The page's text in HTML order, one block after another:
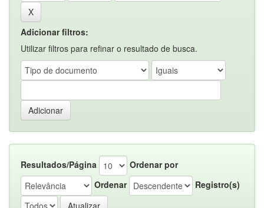
Adicionar filtros:
Utilizar filtros para refinar o resultado de busca.
Resultados/Página
Ordenar por
Ordenar
Registro(s)